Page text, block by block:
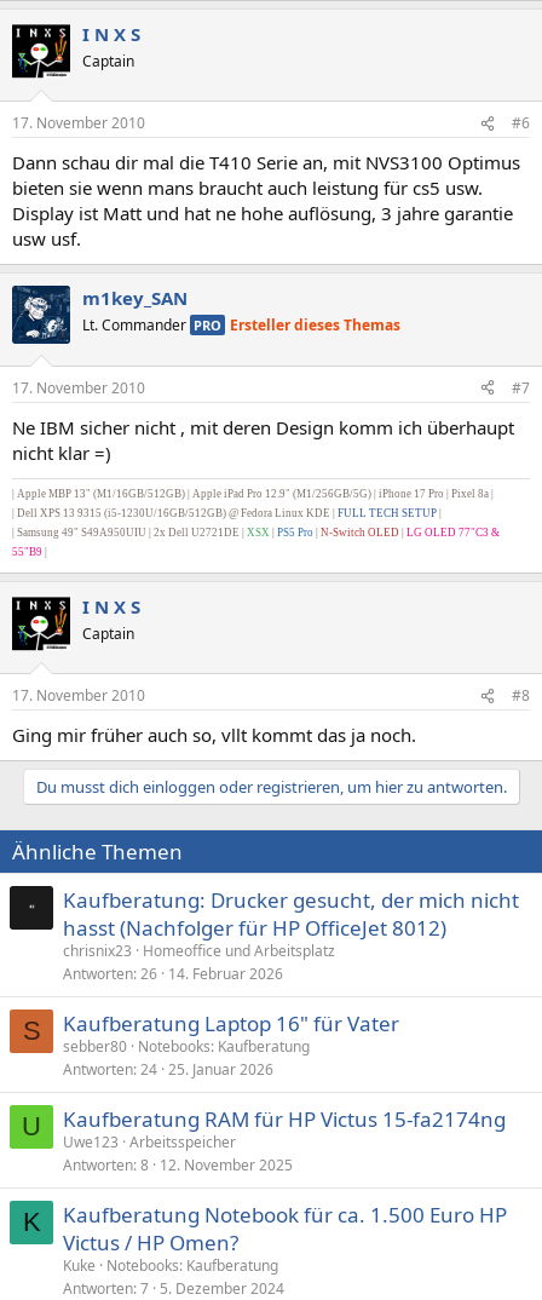
I N X S
Captain
17. November 2010 #6
Dann schau dir mal die T410 Serie an, mit NVS3100 Optimus
bieten sie wenn mans braucht auch leistung für cs5 usw.
Display ist Matt und hat ne hohe auflösung, 3 jahre garantie
usw usf.
m1key_SAN
Lt. Commander PRO Ersteller dieses Themas
17. November 2010 #7
Ne IBM sicher nicht , mit deren Design komm ich überhaupt
nicht klar =)
| Apple MBP 13" (M1/16GB/512GB) | Apple iPad Pro 12.9" (M1/256GB/5G) | iPhone 17 Pro | Pixel 8a |
Dell XPS 13 9315 (i5-1230U/16GB/512GB) @ Fedora Linux KDE | FULL TECH SETUP
| Samsung 49" S49A950UIU | 2x Dell U2721DE
XSX PS5 Pro N-Switch OLED
LG OLED 77"C3 &
55"B9
I N X S
Captain
17. November 2010 #8
Ging mir früher auch so, vllt kommt das ja noch.
Du musst dich einloggen oder registrieren, um hier zu antworten.
Ähnliche Themen
Kaufberatung: Drucker gesucht, der mich nicht
hasst (Nachfolger für HP OfficeJet 8012)
chrisnix23
Homeoffice und Arbeitsplatz
Antworten 26 14. Februar 2026
S Kaufberatung Laptop 16" für Vater
sebber80 Notebooks: Kaufberatung
Antworten 24 25. Januar 2026
U Kaufberatung RAM für HP Victus 15-fa2174ng
Uwe123 Arbeitsspeicher
Antworten 8 12. November 2025
K
Kaufberatung Notebook für ca. 1.500 Euro HP
Victus / HP Omen?
Kuke
Notebooks: Kaufberatung
Antworten 7 5. Dezember 2024